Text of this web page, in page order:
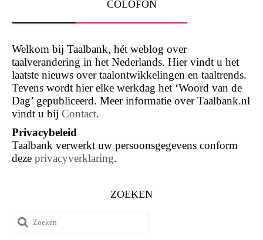
COLOFON
Welkom bij Taalbank, hét weblog over
taalverandering in het Nederlands. Hier vindt u het
laatste nieuws over taalontwikkelingen en taaltrends.
Tevens wordt hier elke werkdag het ‘Woord van de
Dag’ gepubliceerd. Meer informatie over Taalbank.nl
vindt u bij Contact.
Privacybeleid
Taalbank verwerkt uw persoonsgegevens conform
deze privacyverklaring.
ZOEKEN
Zoeken
naar: